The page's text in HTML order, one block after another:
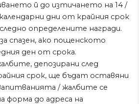
й до изтичането на 14 /
дни от крайния срок
определените награди.
спазен, ако пощенското
ден от срока.
депозирани след
срок, ще бъдат оставяни
/ жалбите се
форма до адреса на